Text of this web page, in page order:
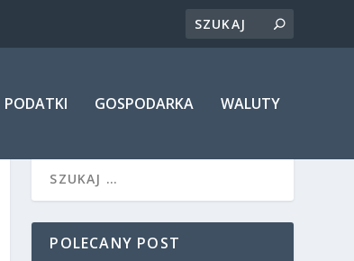
PODATKI GOSPODARKA WALUTY
POLECANY POST